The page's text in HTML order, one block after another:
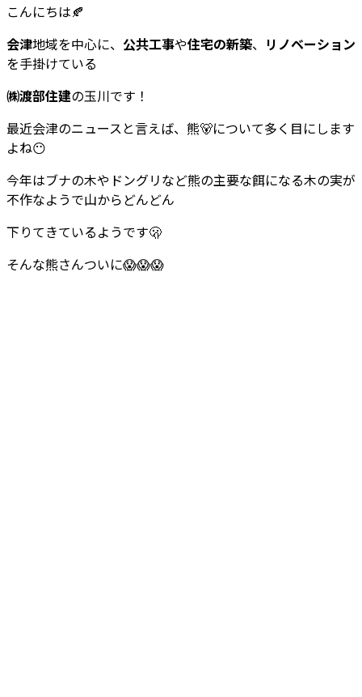
こんにちは🍂
会津地域を中心に、 公共工事や住宅の新築、 リノベーション
を手掛けている
㈱渡部住建の玉川です！
最近会津のニュースと言えば、熊🐻について多く目にします
よね😶
今年はブナの木やドングリなど熊の主要な餌になる木の実が
不作なようで山からどんどん
下りてきているようです🫢
そんな熊さんついに😱😱😱